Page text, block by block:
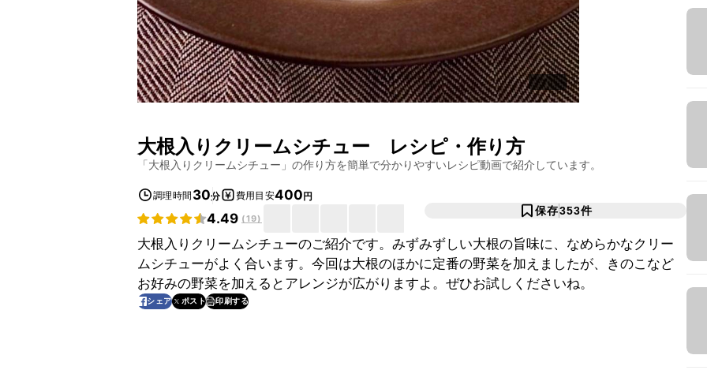
大根入りクリームシチュー レシピ・作り方
「大根入りクリームシチュー 」の作り方を簡単で分かりやすいレシピ動画で紹介しています。
調理時間 30分 費用目安400円
4.49 (19)
保存353件
大根入りクリームシチューのご紹介です。みずみずしい大根の旨味に、なめらかなクリー
ムシチューがよく合います。今回は大根のほかに定番の野菜を加えましたが、きのこなど
お好みの野菜を加えるとアレンジが広がりますよ。ぜひお試しくださいね。
シェア ポスト 印刷する